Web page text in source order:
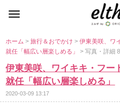
ホーム>旅行＆おでかけ>伊東美咲、ワ
就任「幅広い層楽しめる」> 写真・詳細
伊東美咲、ワイキキ・フー
就任「幅広い層楽しめる」
2020-03-09 13:17